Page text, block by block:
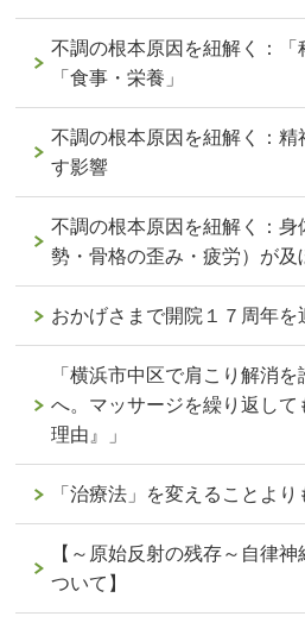
不調の根本原因を紐解く：「
「食事・栄養」
不調の根本原因を紐解く：
す影響
不調の根本原因を紐解く：身
勢・骨格の歪み・疲労）が及
おかげさまで開院１７周年を
「横浜市中区で肩こり解消
へ。マッサージを繰り返して
理由』」
「治療法」を変えることより
【～原始反射の残存～自律
ついて】